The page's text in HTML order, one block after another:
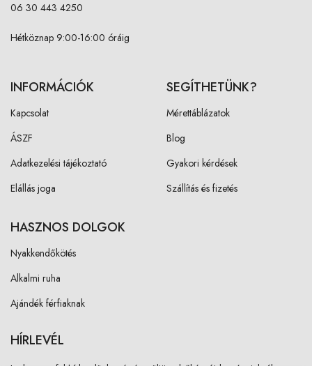
06 30 443 4250
Hétköznap 9:00-16:00 óráig
INFORMÁCIÓK
Kapcsolat
ÁSZF
Adatkezelési tájékoztató
Elállás joga
SEGÍTHETÜNK?
Mérettáblázatok
Blog
Gyakori kérdések
Szállítás és fizetés
HASZNOS DOLGOK
Nyakkendőkötés
Alkalmi ruha
Ajándék férfiaknak
HÍRLEVÉL